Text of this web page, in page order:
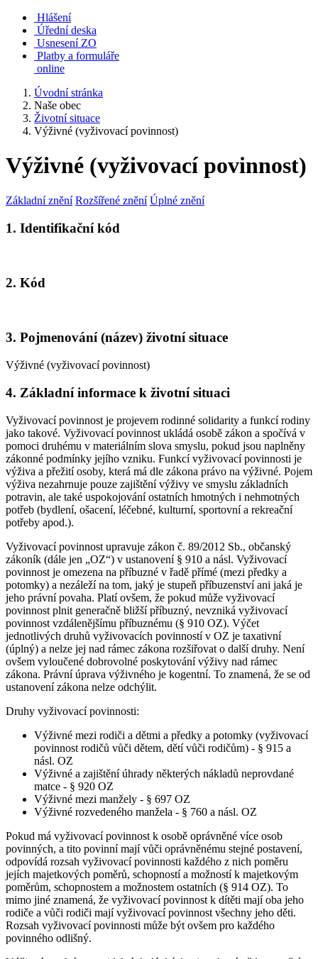
Hlášení
Úřední deska
Usnesení ZO
Platby a formuláře
online
Úvodní stránka
Naše obec
Životní situace
Výživné (vyživovací povinnost)
Výživné (vyživovací povinnost)
Základní znění Rozšířené znění Úplné znění
1. Identifikační kód
2. Kód
3. Pojmenování (název) životní situace
Výživné (vyživovací povinnost)
4. Základní informace k životní situaci
Vyživovací povinnost je projevem rodinné solidarity a funkcí rodiny
jako takové. Vyživovací povinnost ukládá osobě zákon a spočívá v
pomoci druhému v materiálním slova smyslu, pokud jsou naplněny
zákonné podmínky jejího vzniku. Funkcí vyživovací povinnosti je
výživa a přežití osoby, která má dle zákona právo na výživné. Pojem
výživa nezahrnuje pouze zajištění výživy ve smyslu základních
potravin, ale také uspokojování ostatních hmotných i nehmotných
potřeb (bydlení, ošacení, léčebné, kulturní, sportovní a rekreační
potřeby apod.).
Vyživovací povinnost upravuje zákon č. 89/2012 Sb., občanský
zákoník (dále jen „OZ“) v ustanovení § 910 a násl. Vyživovací
povinnost je omezena na příbuzné v řadě přímé (mezi předky a
potomky) a nezáleží na tom, jaký je stupeň příbuzenství ani jaká je
jeho právní povaha. Platí ovšem, že pokud může vyživovací
povinnost plnit generačně bližší příbuzný, nevzniká vyživovací
povinnost vzdálenějšímu příbuznému (§ 910 OZ). Výčet
jednotlivých druhů vyživovacích povinností v OZ je taxativní
(úplný) a nelze jej nad rámec zákona rozšiřovat o další druhy. Není
ovšem vyloučené dobrovolné poskytování výživy nad rámec
zákona. Právní úprava výživného je kogentní. To znamená, že se od
ustanovení zákona nelze odchýlit.
Druhy vyživovací povinnosti:
Výživné mezi rodiči a dětmi a předky a potomky (vyživovací
povinnost rodičů vůči dětem, dětí vůči rodičům) - § 915 a
násl. OZ
Výživné a zajištění úhrady některých nákladů neprovdané
matce - § 920 OZ
Výživné mezi manžely - § 697 OZ
Výživné rozvedeného manžela - § 760 a násl. OZ
Pokud má vyživovací povinnost k osobě oprávněné více osob
povinných, a tito povinní mají vůči oprávněnému stejné postavení,
odpovídá rozsah vyživovací povinnosti každého z nich poměru
jejích majetkových poměrů, schopností a možností k majetkovým
poměrům, schopnostem a možnostem ostatních (§ 914 OZ). To
mimo jiné znamená, že vyživovací povinnost k dítěti mají oba jeho
rodiče a vůči rodiči mají vyživovací povinnost všechny jeho děti.
Rozsah vyživovací povinnosti může být ovšem pro každého
povinného odlišný.